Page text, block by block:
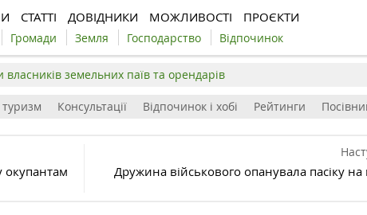
СТАТТІ ДОВІДНИКИ МОЖЛИВОСТІ ПРОЄКТИ
Громади Земля Господарство Відпочинок
земельних паїв та орендарів
Консультації Відпочинок і хобі Рейтинги
окупантам
Дружина військового опанувала пасіку